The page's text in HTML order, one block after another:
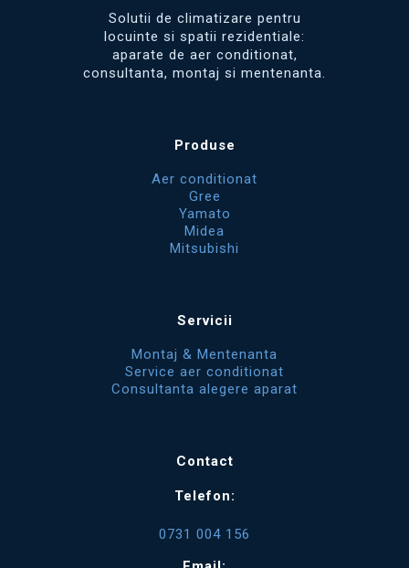
Solutii de climatizare pentru
locuinte si spatii rezidentiale:
aparate de aer conditionat,
consultanta, montaj si mentenanta.
Produse
Aer conditionat
Gree
Yamato
Midea
Mitsubishi
Servicii
Montaj & Mentenanta
Service aer conditionat
Consultanta alegere aparat
Contact
Telefon:
0731 004 156